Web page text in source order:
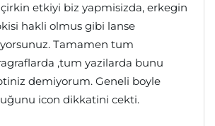
etkiyi biz yapmisizda, erkegin
hakli olmus gibi lanse
Tamamen tum
,tum yazilarda bunu
demiyorum. Geneli boyle
icon dikkatini cekti.